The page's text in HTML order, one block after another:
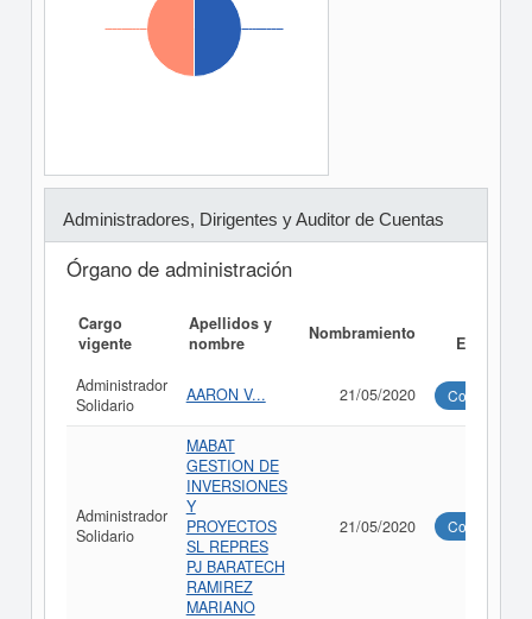
Administradores, Dirigentes y Auditor de Cuentas
Órgano de administración
Cargo
vigente
Apellidos y
nombre
Nombramiento
Ejecutivo
Administrador
Solidario
AARON V... 21/05/2020 Consultar
Administrador
Solidario
MABAT
GESTION DE
INVERSIONES
Y
PROYECTOS
SL REPRES
PJ BARATECH
RAMIREZ
MARIANO
21/05/2020 Consultar